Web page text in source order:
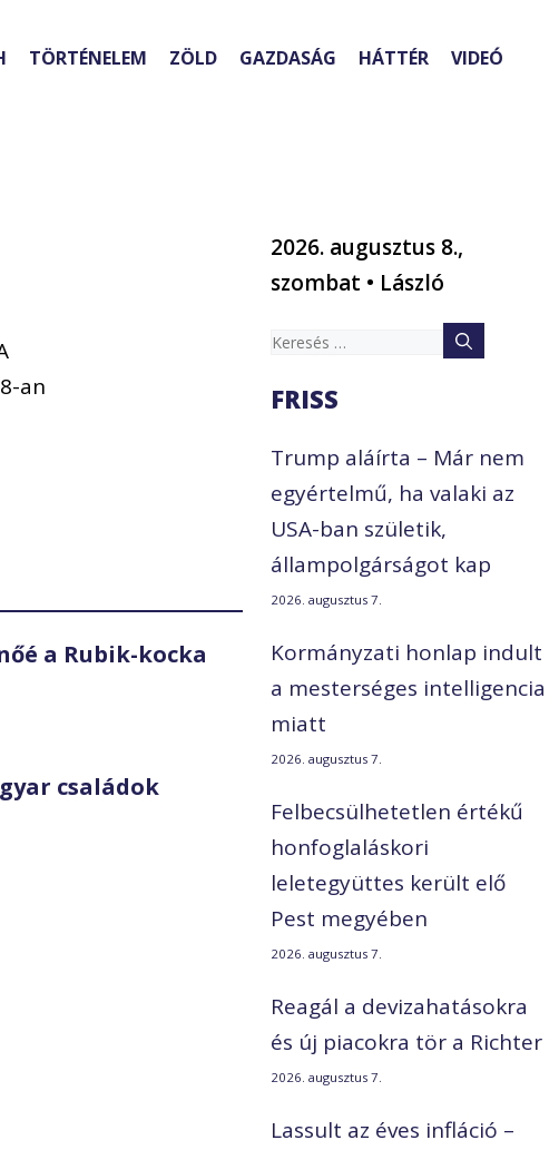
TÖRTÉNELEM ZÖLD GAZDASÁG HÁTTÉR VIDEÓ
an
a Rubik-kocka
családok
2026. augusztus 8.,
szombat • László
Keresés:
FRISS
Trump aláírta – Már nem
egyértelmű, ha valaki az
USA-ban születik,
állampolgárságot kap
2026. augusztus 7.
Kormányzati honlap indult
a mesterséges intelligencia
miatt
2026. augusztus 7.
Felbecsülhetetlen értékű
honfoglaláskori
leletegyüttes került elő
Pest megyében
2026. augusztus 7.
Reagál a devizahatásokra
és új piacokra tör a Richter
2026. augusztus 7.
Lassult az éves infláció –